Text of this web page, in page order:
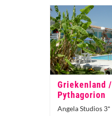
Griekenland /
Pythagorion
Angela Studios 3*